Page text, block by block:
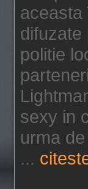
aceasta
difuzate
politie
sexy in
urma
...